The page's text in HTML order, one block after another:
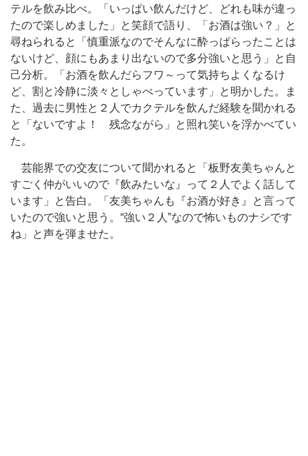
テルを飲み比べ。「いっぱい飲んだけど、どれも味が違っ
たので楽しめました」と笑顔で語り、「お酒は強い？」と
尋ねられると「慎重派なのでそんなに酔っぱらったことは
ないけど、顔にもあまり出ないので多分強いと思う」と自
己分析。「お酒を飲んだらフワ～って気持ちよくなるけ
ど、割と冷静に淡々としゃべっています」と明かした。ま
た、過去に男性と２人でカクテルを飲んだ経験を聞かれる
と「ないですよ！ 残念ながら」と照れ笑いを浮かべてい
た。
芸能界での交友について聞かれると「板野友美ちゃんと
すごく仲がいいので『飲みたいな』って２人でよく話して
います」と告白。「友美ちゃんも『お酒が好き』と言って
いたので強いと思う。“強い２人”なので怖いものナシです
ね」と声を弾ませた。